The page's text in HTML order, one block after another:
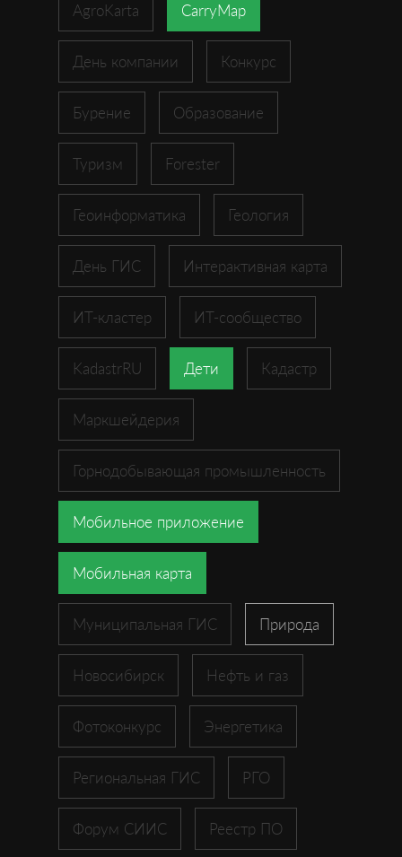
AgroKarta CarryMap
День компании Конкурс
Бурение Образование
Туризм Forester
Геоинформатика Геология
День ГИС Интерактивная карта
ИТ-кластер ИТ-сообщество
KadastrRU Дети Кадастр
Маркшейдерия
Горнодобывающая промышленность
Мобильное приложение
Мобильная карта
Муниципальная ГИС Природа
Новосибирск Нефть и газ
Фотоконкурс Энергетика
Региональная ГИС РГО
Форум СИИС Реестр ПО